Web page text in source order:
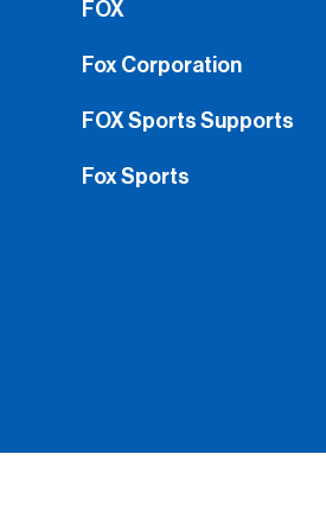
FOX
Fox Corporation
FOX Sports Supports
Fox Sports